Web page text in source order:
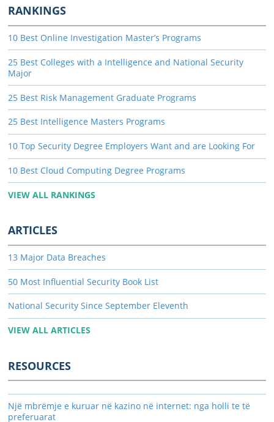
RANKINGS
10 Best Online Investigation Master’s Programs
25 Best Colleges with a Intelligence and National Security
Major
25 Best Risk Management Graduate Programs
25 Best Intelligence Masters Programs
10 Top Security Degree Employers Want and are Looking For
10 Best Cloud Computing Degree Programs
VIEW ALL RANKINGS
ARTICLES
13 Major Data Breaches
50 Most Influential Security Book List
National Security Since September Eleventh
VIEW ALL ARTICLES
RESOURCES
Një mbrëmje e kuruar në kazino në internet: nga holli te të
preferuarat